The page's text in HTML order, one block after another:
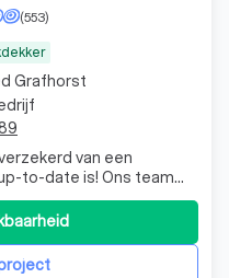
dakdekker in
dakdekker aan?
dakdekker in
(553)
van een
to-date is! Ons team
dakdekkers met
aan
Niet alleen onze
voortduren
Grafhorst